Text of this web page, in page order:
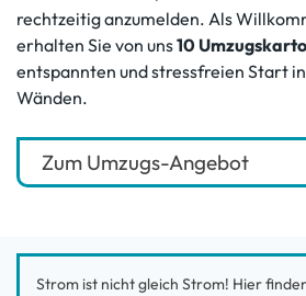
rechtzeitig anzumelden. Als
erhalten Sie von uns10
entspannten und stressfreien Start
Wänden.
Zum Umzugs-Angebot
Strom ist nicht gleich Strom! Hier